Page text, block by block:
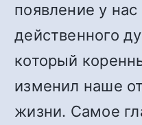
появление у нас
действенного
который
изменил наше
жизни. Самое